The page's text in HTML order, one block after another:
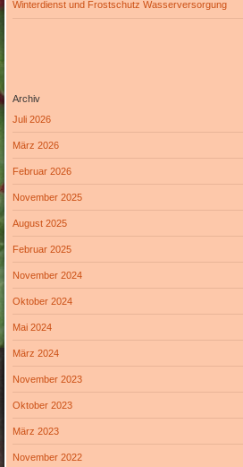
Winterdienst und Frostschutz Wasserversorgung
Archiv
Juli 2026
März 2026
Februar 2026
November 2025
August 2025
Februar 2025
November 2024
Oktober 2024
Mai 2024
März 2024
November 2023
Oktober 2023
März 2023
November 2022